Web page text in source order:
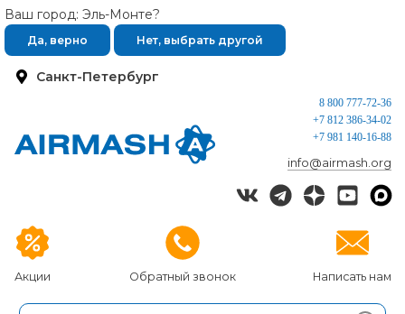
Санкт-Петербург
Ваш город: Эль-Монте?
Да, верно Нет, выбрать другой
Акции Обратный звонок Написать нам
8 800 777-72-36
+7 812 386-34-02
+7 981 140-16-88
info@airmash.org